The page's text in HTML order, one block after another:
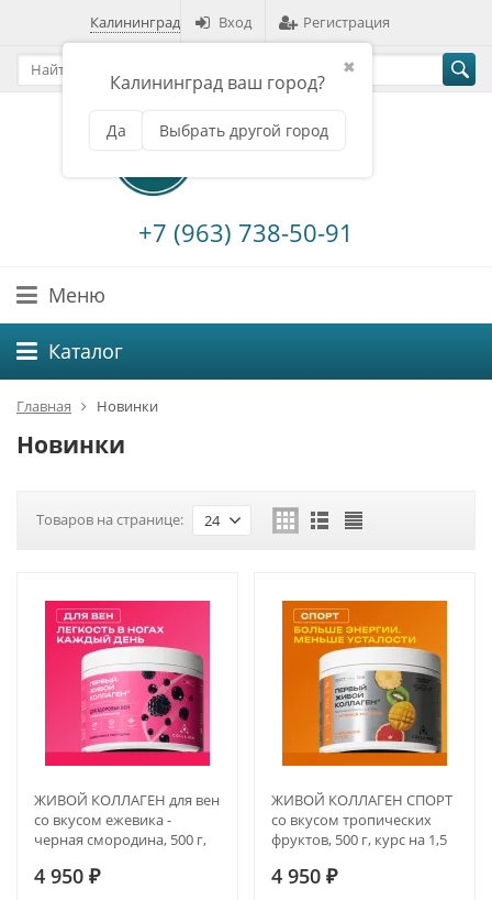
Калининград
✖
Калининград ваш город?
Да Выбрать другой город
Вход Регистрация
+7 (963) 738-50-91
Меню
Каталог
Главная Новинки
Новинки
Товаров на странице: 24
ЖИВОЙ КОЛЛАГЕН для вен
со вкусом ежевика -
черная смородина, 500 г,
4 950 ₽
ЖИВОЙ КОЛЛАГЕН СПОРТ
со вкусом тропических
фруктов, 500 г, курс на 1,5
4 950 ₽